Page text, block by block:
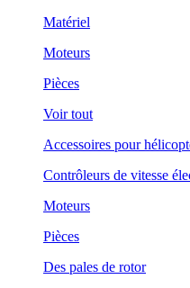
Matériel
Moteurs
Pièces
Voir tout
Accessoires pour
Contrôleurs de vitesse
Moteurs
Pièces
Des pales de rotor